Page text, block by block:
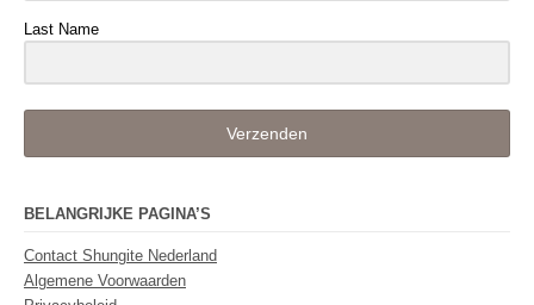
Last Name
Verzenden
BELANGRIJKE PAGINA’S
Contact Shungite Nederland
Algemene Voorwaarden